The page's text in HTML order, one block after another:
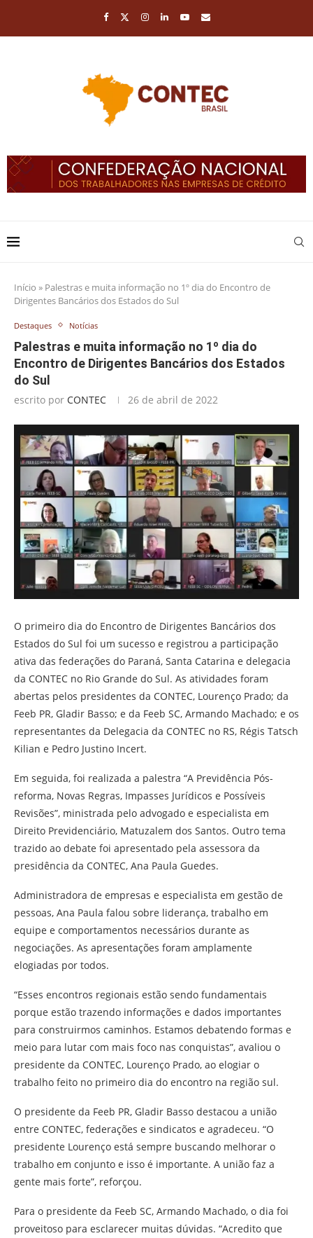
Início » Palestras e muita informação no 1º dia do Encontro de
Dirigentes Bancários dos Estados do Sul
Destaques Notícias
Palestras e muita informação no 1º dia do
Encontro de Dirigentes Bancários dos Estados
do Sul
escrito por CONTEC 26 de abril de 2022
O primeiro dia do Encontro de Dirigentes Bancários dos
Estados do Sul foi um sucesso e registrou a participação
ativa das federações do Paraná, Santa Catarina e delegacia
da CONTEC no Rio Grande do Sul. As atividades foram
abertas pelos presidentes da CONTEC, Lourenço Prado; da
Feeb PR, Gladir Basso; e da Feeb SC, Armando Machado; e os
representantes da Delegacia da CONTEC no RS, Régis Tatsch
Kilian e Pedro Justino Incert.
Em seguida, foi realizada a palestra “A Previdência Pós-
reforma, Novas Regras, Impasses Jurídicos e Possíveis
Revisões”, ministrada pelo advogado e especialista em
Direito Previdenciário, Matuzalem dos Santos. Outro tema
trazido ao debate foi apresentado pela assessora da
presidência da CONTEC, Ana Paula Guedes.
Administradora de empresas e especialista em gestão de
pessoas, Ana Paula falou sobre liderança, trabalho em
equipe e comportamentos necessários durante as
negociações. As apresentações foram amplamente
elogiadas por todos.
“Esses encontros regionais estão sendo fundamentais
porque estão trazendo informações e dados importantes
para construirmos caminhos. Estamos debatendo formas e
meio para lutar com mais foco nas conquistas”, avaliou o
presidente da CONTEC, Lourenço Prado, ao elogiar o
trabalho feito no primeiro dia do encontro na região sul.
O presidente da Feeb PR, Gladir Basso destacou a união
entre CONTEC, federações e sindicatos e agradeceu. “O
presidente Lourenço está sempre buscando melhorar o
trabalho em conjunto e isso é importante. A união faz a
gente mais forte”, reforçou.
Para o presidente da Feeb SC, Armando Machado, o dia foi
proveitoso para esclarecer muitas dúvidas. “Acredito que